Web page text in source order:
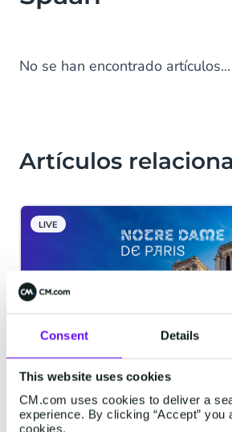
Consent Details
This website uses cookies
CM.com uses cookies to deliver a
experience. By clicking “Accept” you
cookies.
No se han encontrado artículos...
Artículos
LIVE
La catedral de Notre-
implementa una